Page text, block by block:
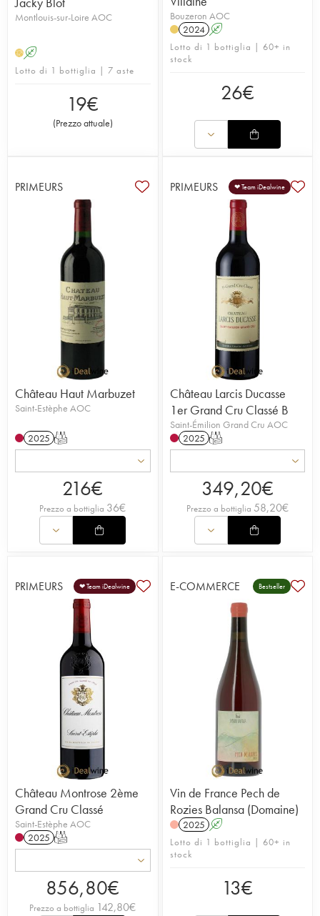
Montlouis-sur-Loire AOC
H A
Lotto di 1 bottiglia | 7 aste
19€
(Prezzo attuale)
Bouzeron AOC
2024 A
Lotto di 1 bottiglia | 60+ in
stock
26€
PRIMEURS
Château Haut Marbuzet
Saint-Estèphe AOC
2025 T
216€
Prezzo a bottiglia 36€
PRIMEURS ❤ Team iDealwine
Château Larcis Ducasse
1er Grand Cru Classé B
Saint-Émilion Grand Cru AOC
2025 T
349,20€
Prezzo a bottiglia 58,20€
PRIMEURS ❤ Team iDealwine
Château Montrose 2ème
Grand Cru Classé
Saint-Estèphe AOC
2025 T
856,80€
Prezzo a bottiglia 142,80€
E-COMMERCE Bestseller
Vin de France Pech de
Rozies Balansa (Domaine)
2025 A
Lotto di 1 bottiglia | 60+ in
stock
13€